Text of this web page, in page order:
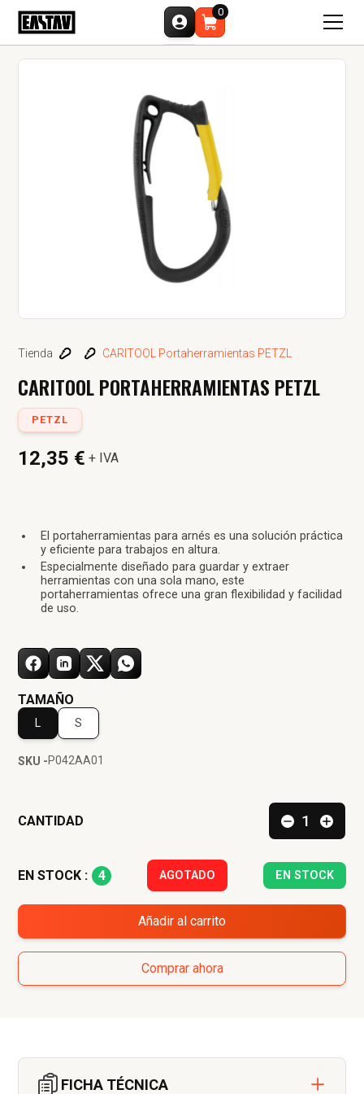
0
Tienda CARITOOL Portaherramientas PETZL
CARITOOL PORTAHERRAMIENTAS PETZL
PETZL
12,35 € + IVA
El portaherramientas para arnés es una solución práctica
y eficiente para trabajos en altura.
Especialmente diseñado para guardar y extraer
herramientas con una sola mano, este
portaherramientas ofrece una gran flexibilidad y facilidad
de uso.
TAMAÑO
L S
SKU -P042AA01
CANTIDAD
EN STOCK : 4 AGOTADO EN STOCK
Añadir al carrito
Comprar ahora
FICHA TÉCNICA